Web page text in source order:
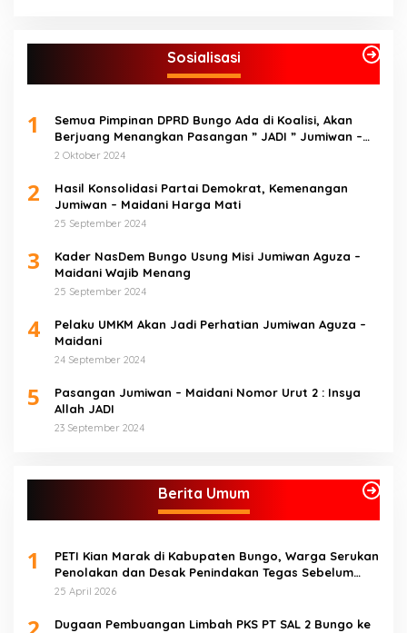
Sosialisasi
1
Semua Pimpinan DPRD Bungo Ada di Koalisi, Akan
Berjuang Menangkan Pasangan ” JADI ” Jumiwan –
Maidani.
2 Oktober 2024
2
Hasil Konsolidasi Partai Demokrat, Kemenangan
Jumiwan – Maidani Harga Mati
25 September 2024
3
Kader NasDem Bungo Usung Misi Jumiwan Aguza –
Maidani Wajib Menang
25 September 2024
4
Pelaku UMKM Akan Jadi Perhatian Jumiwan Aguza –
Maidani
24 September 2024
5
Pasangan Jumiwan – Maidani Nomor Urut 2 : Insya
Allah JADI
23 September 2024
Berita Umum
1
PETI Kian Marak di Kabupaten Bungo, Warga Serukan
Penolakan dan Desak Penindakan Tegas Sebelum
Bencana Menelan Korban Tak berdosa.
25 April 2026
Dugaan Pembuangan Limbah PKS PT SAL 2 Bungo ke